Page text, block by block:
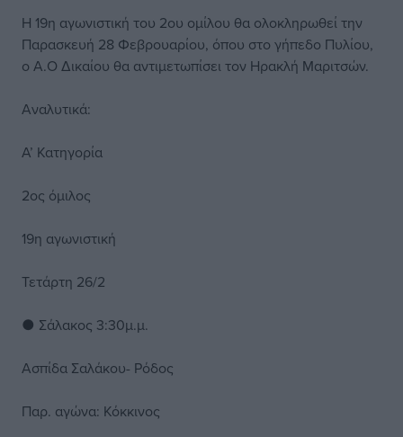
Η 19η αγωνιστική του 2ου ομίλου θα ολοκληρωθεί την
Παρασκευή 28 Φεβρουαρίου, όπου στο γήπεδο Πυλίου,
ο Α.Ο Δικαίου θα αντιμετωπίσει τον Ηρακλή Μαριτσών.
Αναλυτικά:
Α’ Κατηγορία
2ος όμιλος
19η αγωνιστική
Τετάρτη 26/2
● Σάλακος 3:30μ.μ.
Ασπίδα Σαλάκου- Ρόδος
Παρ. αγώνα: Κόκκινος